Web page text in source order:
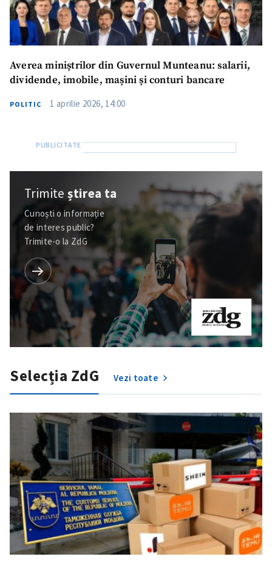
Averea miniștrilor din Guvernul Munteanu: salarii,
dividende, imobile, mașini și conturi bancare
POLITIC 1 aprilie 2026, 14:00
Trimiteștirea ta
Cunoști o informație
de interes public?
Trimite-o la ZdG
Selecția ZdG Vezi toate